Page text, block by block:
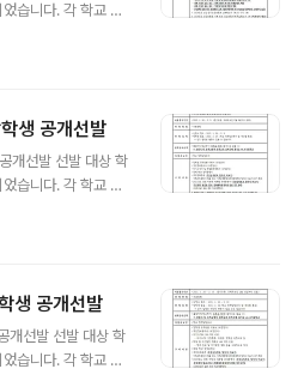
습니다. 각 학교 홈
생 공개선발
개선발 선발 대상 학
습니다. 각 학교 홈
생 공개선발
개선발 선발 대상 학
습니다. 각 학교 홈